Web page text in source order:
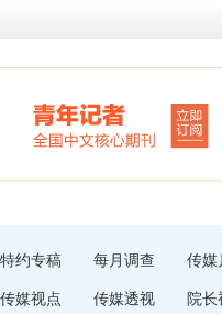
特约专稿 每月调查 传媒
传媒视点 传媒透视 院长